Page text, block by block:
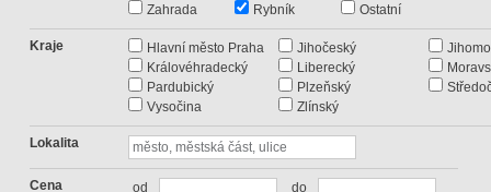
Zahrada
Rybník Ostatní
Kraje Hlavní město Praha Jihočeský
Královéhradecký
Liberecký
Pardubický
Plzeňský
Vysočina
Zlínský
Lokalita
Cena od do